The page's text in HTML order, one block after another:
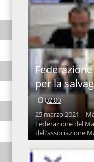
per la
02:00
25 marzo 2021 –
Federazione del
dell’associazione